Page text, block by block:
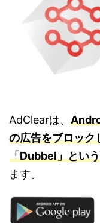
AdClearは、
の広告をブロック
「Dubbel」とい
ます。